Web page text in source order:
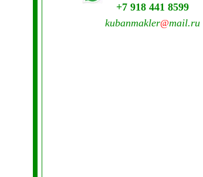
+7 918 441 8599
kubanmakler@mail.ru